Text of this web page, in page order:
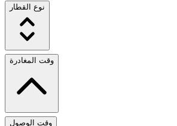
نوع القطار
وقت المغادرة
وقت الوصول